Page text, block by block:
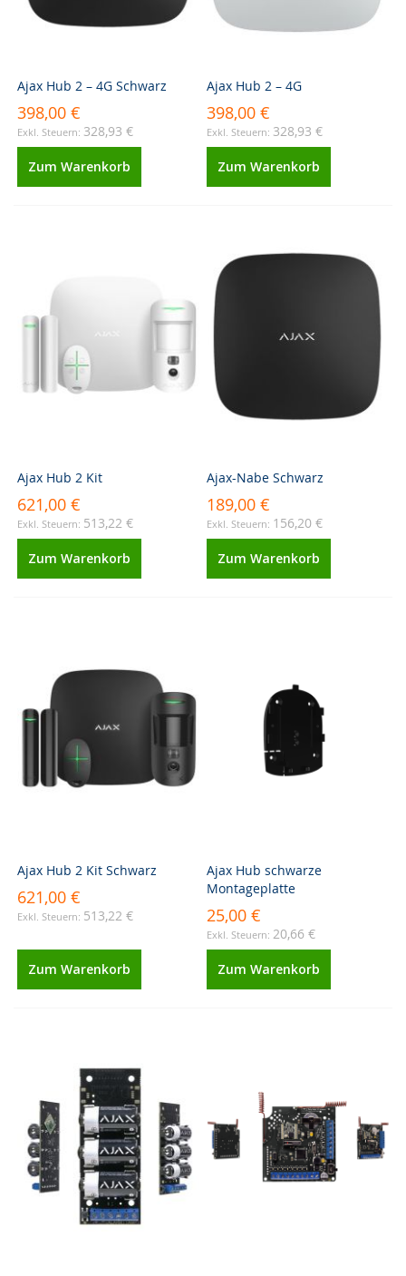
Ajax Hub 2 – 4G Schwarz
398,00 €
328,93 €
Zum Warenkorb
Ajax Hub 2 – 4G
398,00 €
328,93 €
Zum Warenkorb
Ajax Hub 2 Kit
621,00 €
513,22 €
Zum Warenkorb
Ajax-Nabe Schwarz
189,00 €
156,20 €
Zum Warenkorb
Ajax Hub 2 Kit Schwarz
621,00 €
513,22 €
Zum Warenkorb
Ajax Hub schwarze
Montageplatte
25,00 €
20,66 €
Zum Warenkorb